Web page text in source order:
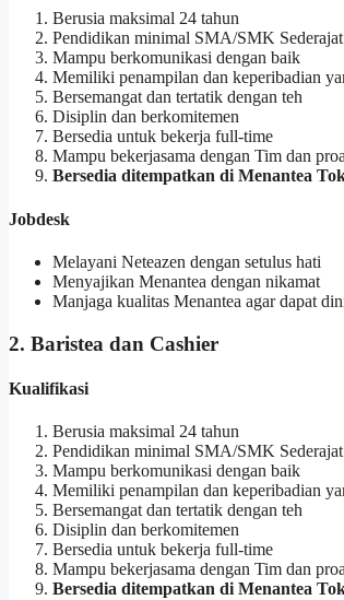
Berusia maksimal 24 tahun
Pendidikan minimal SMA/SMK Sederajat
Mampu berkomunikasi dengan baik
Memiliki penampilan dan keperibadian
Bersemangat dan tertatik dengan teh
Disiplin dan berkomitemen
Bersedia untuk bekerja full-time
Mampu bekerjasama dengan Tim dan
Bersedia ditempatkan di Menantea
Jobdesk
Melayani Neteazen dengan setulus hati
Menyajikan Menantea dengan nikamat
Manjaga kualitas Menantea agar dapat
2. Baristea dan Cashier
Kualifikasi
Berusia maksimal 24 tahun
Pendidikan minimal SMA/SMK Sederajat
Mampu berkomunikasi dengan baik
Memiliki penampilan dan keperibadian
Bersemangat dan tertatik dengan teh
Disiplin dan berkomitemen
Bersedia untuk bekerja full-time
Mampu bekerjasama dengan Tim dan
Bersedia ditempatkan di Menantea